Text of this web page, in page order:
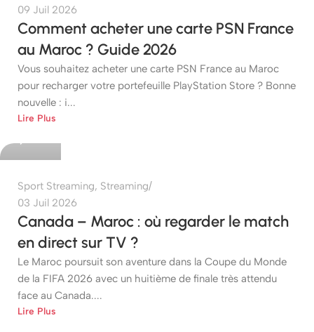
09 Juil 2026
Comment acheter une carte PSN France
au Maroc ? Guide 2026
Vous souhaitez acheter une carte PSN France au Maroc
pour recharger votre portefeuille PlayStation Store ? Bonne
nouvelle : i...
Lire Plus
etshop
Sport Streaming, Streaming
03 Juil 2026
Canada – Maroc : où regarder le match
en direct sur TV ?
Le Maroc poursuit son aventure dans la Coupe du Monde
de la FIFA 2026 avec un huitième de finale très attendu
face au Canada....
Lire Plus
etshop